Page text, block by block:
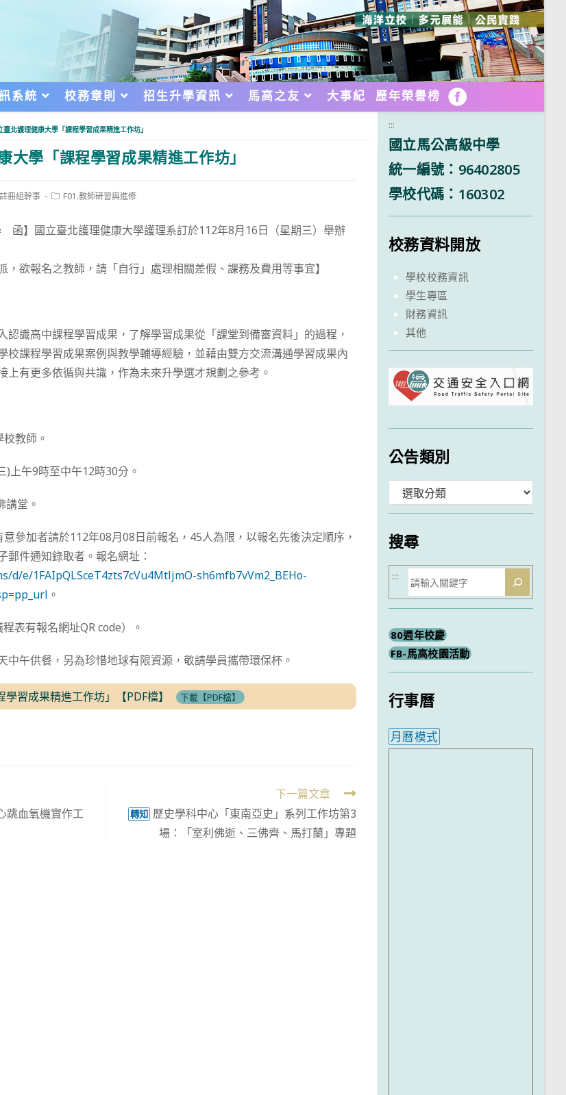
系統 校務章則 招生升學資訊 馬高之友 大事紀 歷年榮譽榜 FB
臺北護理健康大學「課程學習成果精進工作坊」
大學「課程學習成果精進工作坊」
註冊組幹事
PostF01.教師研習與進修
函】國立臺北護理健康大學護理系訂於112年8月16日（星期三）舉辦
，欲報名之教師，請「自行」處理相關差假、課務及費用等事宜】
認識高中課程學習成果，了解學習成果從「課堂到備審資料」的過程，
校課程學習成果案例與教學輔導經驗，並藉由雙方交流溝通學習成果內
上有更多依循與共識，作為未來升學選才規劃之參考。
教師。
上午9時至中午12時30分。
講堂。
參加者請於112年08月08日前報名，45人為限，以報名先後決定順序，
件通知錄取者。報名網址：
d/e/1FAIpQLSceT4zts7cVu4MtljmO-sh6mfb7vVm2_BEHo-
。
表有報名網址QR code）。
中午供餐，另為珍惜地球有限資源，敬請學員攜帶環保杯。
習成果精進工作坊」【PDF檔】 下載【PDF檔】
跳血氧機實作工
下一篇文章
轉知 歷史學科中心「東南亞史」系列工作坊第3
場：「室利佛逝、三佛齊、馬打蘭」專題
:::
國立馬公高級中學
統一編號：96402805
學校代碼：160302
校務資料開放
學校校務資訊
學生專區
財務資訊
其他
公告類別
類
搜尋
搜
尋
:::
80週年校慶
FB-馬高校園活動
行事曆
月曆模式